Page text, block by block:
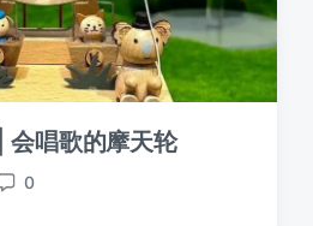
会唱歌的摩天轮
0